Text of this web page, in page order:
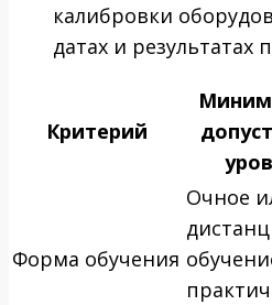
калибровки
датах и результатах
Критерий
Форма обучения
Очное